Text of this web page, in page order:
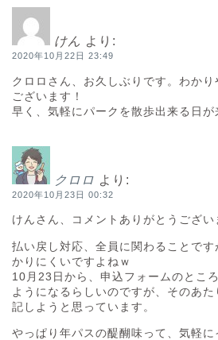
けん より:
2020年10月22日 23:49
クロロさん、お久しぶりです。わかり
ございます！
早く、気軽にパークを散歩出来る日が
クロロ より:
2020年10月23日 00:32
けんさん、コメントありがとうござい
払い戻し対応、全員に関わることで
かりにくいですよねｗ
10月23日から、申込フォームのとこ
ようになるらしいのですが、そのあ
記しようと思っています。
やっぱり年パスの醍醐味って、気軽に